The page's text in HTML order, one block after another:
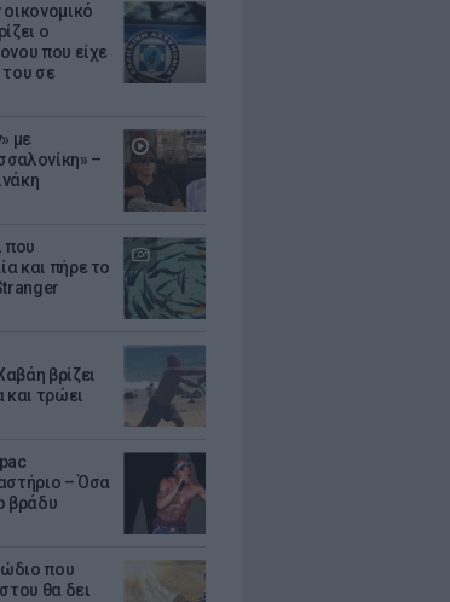
ο
που είχε
σε
με
–
που
και πήρε το
βρίζει
και τρώει
– Όσα
βράδυ
που
θα δει